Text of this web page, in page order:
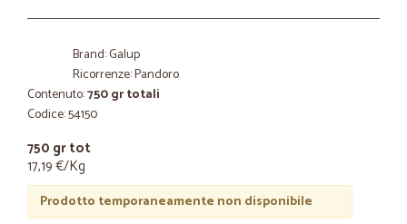
Brand: Galup
Ricorrenze: Pandoro
Contenuto:750 gr totali
Codice: 54150
750 gr tot
17,19 €/Kg
Prodotto temporaneamente non disponibile